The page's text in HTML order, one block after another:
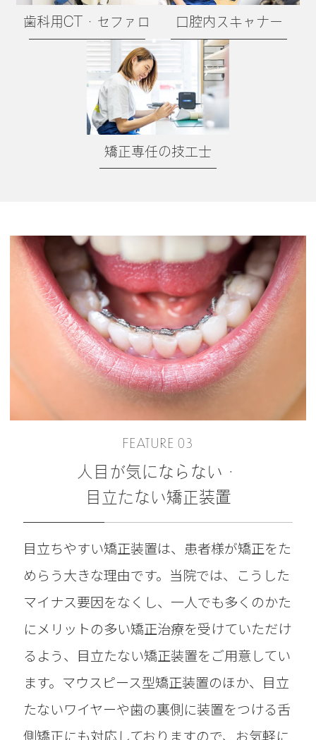
歯科用CT・セファロ 口腔内スキャナー
矯正専任の技工士
FEATURE 03
人目が気にならない・
目立たない矯正装置
目立ちやすい矯正装置は、患者様が矯正をた
めらう大きな理由です。当院では、こうした
マイナス要因をなくし、一人でも多くのかた
にメリットの多い矯正治療を受けていただけ
るよう、目立たない矯正装置をご用意してい
ます。マウスピース型矯正装置のほか、目立
たないワイヤーや歯の裏側に装置をつける舌